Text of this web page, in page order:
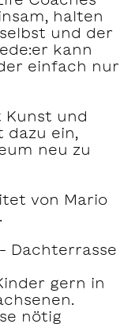
halten
und der
kann
einfach nur
Kunst und
ein,
neu zu
von Mario
Dachterrasse
gern in
nötig